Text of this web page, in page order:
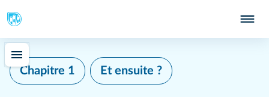
Chapitre 1 Et ensuite ?